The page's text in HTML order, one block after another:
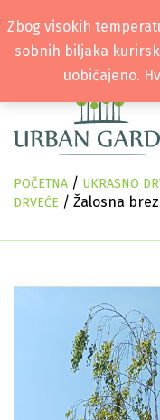
POČETNA / UKRASNO
DRVEĆE / Žalosna
Zbog visokih
sobnih biljaka
uobičajeno.